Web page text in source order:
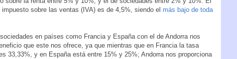
sobre las ventas (IVA) es de 4,5%, siendo el más bajo de toda
en países como Francia y España con el de Andorra nos
que este nos ofrece, ya que mientras que en Francia la tasa
33,33%, y en España está entre 15% y 25%; Andorra nos proporciona